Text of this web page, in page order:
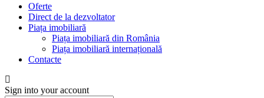
Oferte
Direct de la dezvoltator
Piața imobiliară
Piața imobiliară din România
Piața imobiliară internațională
Contacte
Sign into your account